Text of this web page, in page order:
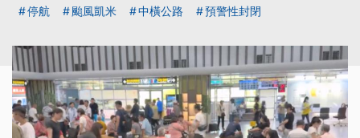
停航 颱風凱米 中橫公路 預警性封閉